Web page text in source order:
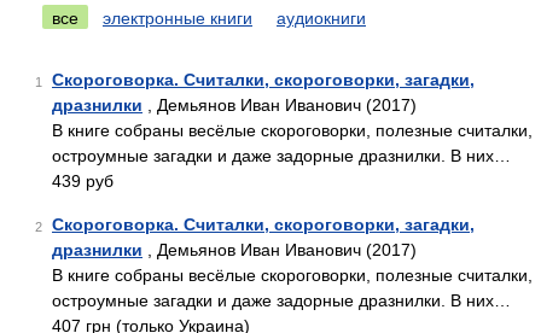
все
электронные книги аудиокниги
1
Скороговорка. Считалки, скороговорки, загадки,
дразнилки , Демьянов Иван Иванович (2017)
В книге собраны весёлые скороговорки, полезные считалки,
остроумные загадки и даже задорные дразнилки. В них…
439 руб
2
Скороговорка. Считалки, скороговорки, загадки,
дразнилки , Демьянов Иван Иванович (2017)
В книге собраны весёлые скороговорки, полезные считалки,
остроумные загадки и даже задорные дразнилки. В них…
407 грн (только Украина)